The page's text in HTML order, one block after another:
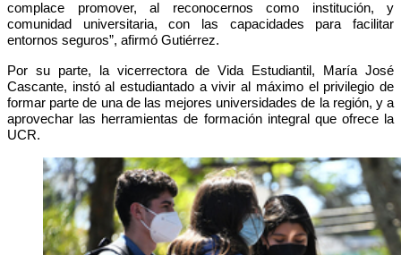
complace promover, al reconocernos como institución, y
comunidad universitaria, con las capacidades para facilitar
entornos seguros”, afirmó Gutiérrez.
Por su parte, la vicerrectora de Vida Estudiantil, María José
Cascante, instó al estudiantado a vivir al máximo el privilegio de
formar parte de una de las mejores universidades de la región, y a
aprovechar las herramientas de formación integral que ofrece la
UCR.